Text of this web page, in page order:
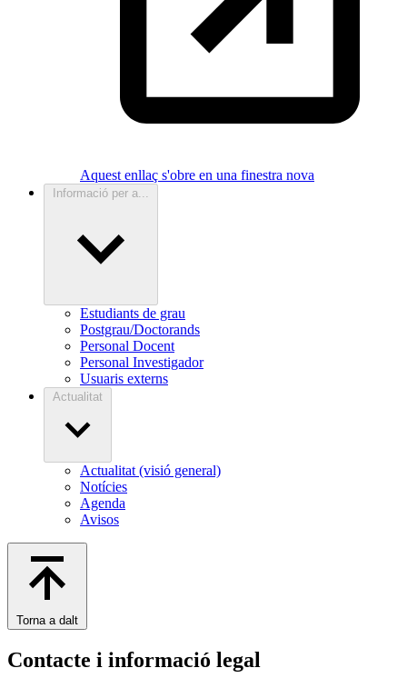
Aquest enllaç s'obre en una finestra nova
Informació per a...
Estudiants de grau
Postgrau/Doctorands
Personal Docent
Personal Investigador
Usuaris externs
Actualitat
Actualitat (visió general)
Notícies
Agenda
Avisos
Torna a dalt
Contacte i informació legal